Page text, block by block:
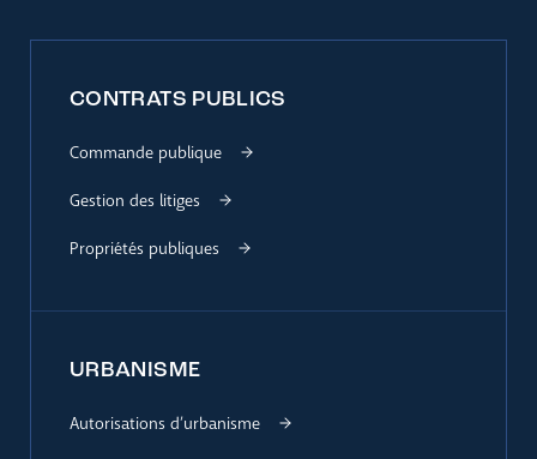
CONTRATS PUBLICS
Commande publique
Gestion des litiges
Propriétés publiques
URBANISME
Autorisations d’urbanisme